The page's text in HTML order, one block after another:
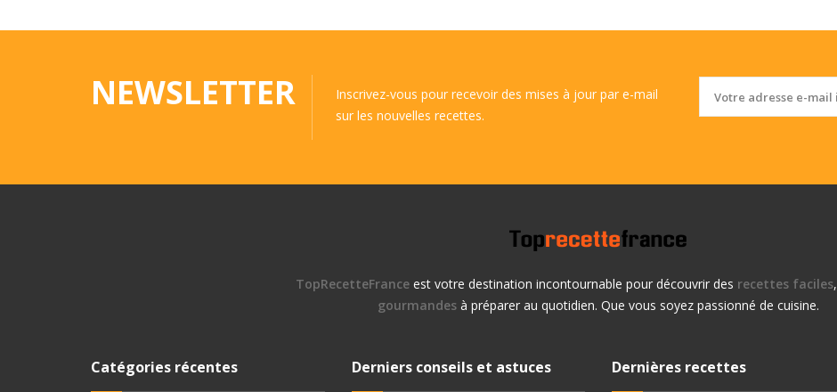
NEWSLETTER
Inscrivez-vous pour recevoir des mises à jour par e-mail
sur les nouvelles recettes.
TopRecetteFranceest votre destination incontournable pour découvrir des recettes faciles,
gourmandes à préparer au quotidien. Que vous soyez passionné de cuisine.
Catégories récentes Derniers conseils et astuces Dernières recettes